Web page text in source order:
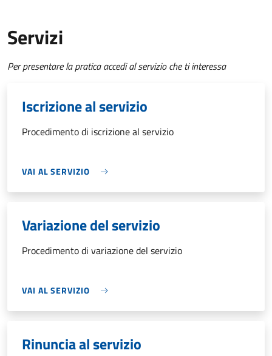
Servizi
Per presentare la pratica accedi al servizio che ti interessa
Iscrizione al servizio
Procedimento di iscrizione al servizio
VAI AL SERVIZIO
Variazione del servizio
Procedimento di variazione del servizio
VAI AL SERVIZIO
Rinuncia al servizio